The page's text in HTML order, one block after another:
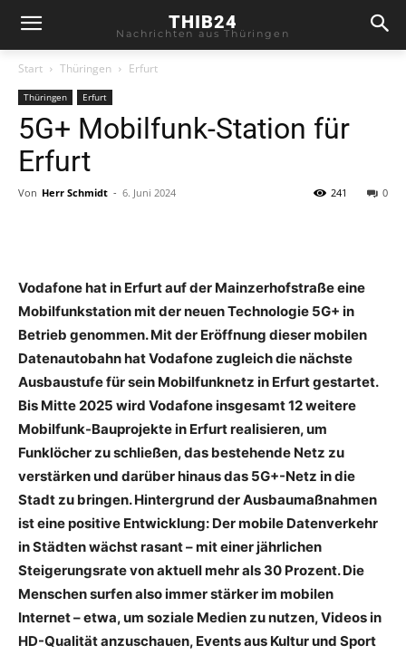
THIB24
Nachrichten aus Thüringen
Start Thüringen Erfurt
Thüringen Erfurt
5G+ Mobilfunk-Station für
Erfurt
Von Herr Schmidt - 6. Juni 2024 0
241
Vodafone hat in Erfurt auf der Mainzerhofstraße eine
Mobilfunkstation mit der neuen Technologie 5G+ in
Betrieb genommen. Mit der Eröffnung dieser mobilen
Datenautobahn hat Vodafone zugleich die nächste
Ausbaustufe für sein Mobilfunknetz in Erfurt gestartet.
Bis Mitte 2025 wird Vodafone insgesamt 12 weitere
Mobilfunk-Bauprojekte in Erfurt realisieren, um
Funklöcher zu schließen, das bestehende Netz zu
verstärken und darüber hinaus das 5G+-Netz in die
Stadt zu bringen. Hintergrund der Ausbaumaßnahmen
ist eine positive Entwicklung: Der mobile Datenverkehr
in Städten wächst rasant – mit einer jährlichen
Steigerungsrate von aktuell mehr als 30 Prozent. Die
Menschen surfen also immer stärker im mobilen
Internet – etwa, um soziale Medien zu nutzen, Videos in
HD-Qualität anzuschauen, Events aus Kultur und Sport